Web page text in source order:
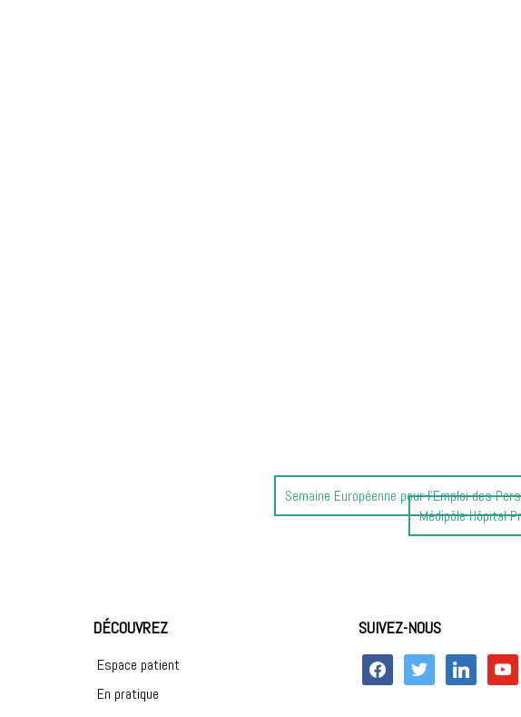
Article
précédent
Semaine Européenne pour l’Emploi des
Article
suivant
Médipôle Hôpital
DÉCOUVREZ
Espace patient
En pratique
SUIVEZ-NOUS
facebook twitter linkedin youtube